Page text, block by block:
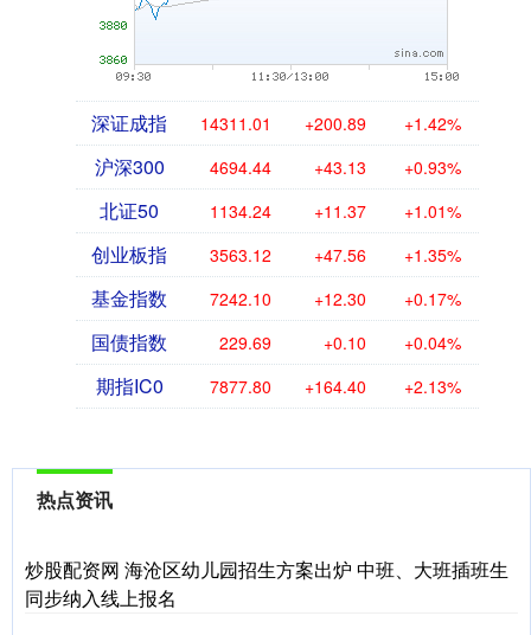
深证成指 14311.01 +200.89 +1.42%
沪深300 4694.44 +43.13 +0.93%
北证50 1134.24 +11.37 +1.01%
创业板指 3563.12 +47.56 +1.35%
基金指数 7242.10 +12.30 +0.17%
国债指数 229.69 +0.10 +0.04%
期指IC0 7877.80 +164.40 +2.13%
热点资讯
炒股配资网 海沧区幼儿园招生方案出炉 中班、大班插班生
同步纳入线上报名